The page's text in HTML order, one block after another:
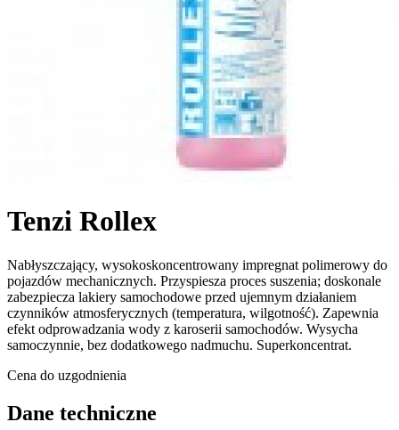
Tenzi Rollex
Nabłyszczający, wysokoskoncentrowany impregnat polimerowy do
pojazdów mechanicznych. Przyspiesza proces suszenia; doskonale
zabezpiecza lakiery samochodowe przed ujemnym działaniem
czynników atmosferycznych (temperatura, wilgotność). Zapewnia
efekt odprowadzania wody z karoserii samochodów. Wysycha
samoczynnie, bez dodatkowego nadmuchu. Superkoncentrat.
Cena do uzgodnienia
Dane techniczne